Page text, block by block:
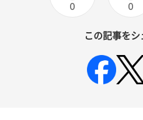
0 0
この記事を